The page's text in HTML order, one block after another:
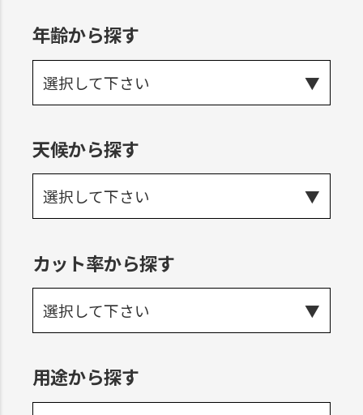
年齢から探す
選択して下さい
天候から探す
選択して下さい
カット率から探す
選択して下さい
用途から探す